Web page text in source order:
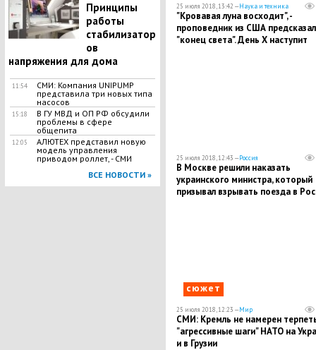
Принципы
работы
стабилизатор
ов
напряжения для дома
11:54
СМИ: Компания UNIPUMP
представила три новых типа
насосов
15:18
В ГУ МВД и ОП РФ обсудили
проблемы в сфере
общепита
12:05
АЛЮТЕХ представил новую
модель управления
приводом роллет, - СМИ
ВСЕ НОВОСТИ »
25 июля 2018, 13:42 —Наука и техника
"Кровавая луна восходит", -
проповедник из США предсказал
"конец света". День Х наступит
25 июля 2018, 12:43 —Россия
В Москве решили наказать
украинского министра, который
призывал взрывать поезда в
сюжет
25 июля 2018, 12:23 —Мир
СМИ: Кремль не намерен
"агрессивные шаги" НАТО на
и в Грузии